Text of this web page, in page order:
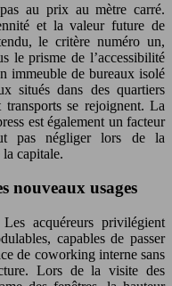
au prix au mètre carré.
et la valeur future de
le critère numéro un,
le prisme de l’accessibilité
immeuble de bureaux isolé
situés dans des quartiers
se rejoignent. La
est également un facteur
pas négliger lors de la
capitale.
nouveaux usages
acquéreurs privilégient
capables de passer
de coworking interne sans
Lors de la visite des